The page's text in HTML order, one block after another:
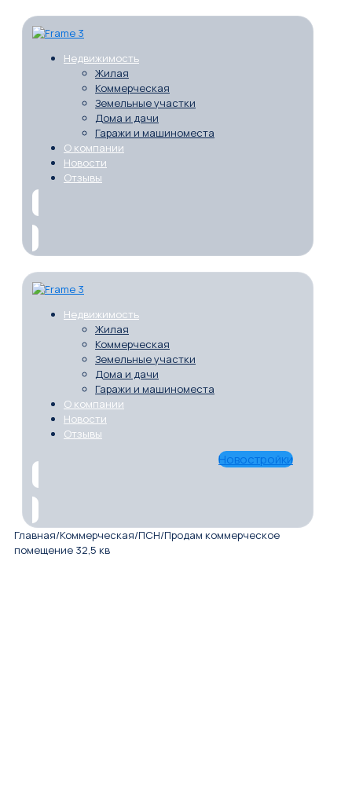
Недвижимость
Жилая
Коммерческая
Земельные участки
Дома и дачи
Гаражи и машиноместа
О компании
Новости
Отзывы
Недвижимость
Жилая
Коммерческая
Земельные участки
Дома и дачи
Гаражи и машиноместа
О компании
Новости
Отзывы
Новостройки
Главная/Коммерческая/ПСН/Продам коммерческое
помещение 32,5 кв